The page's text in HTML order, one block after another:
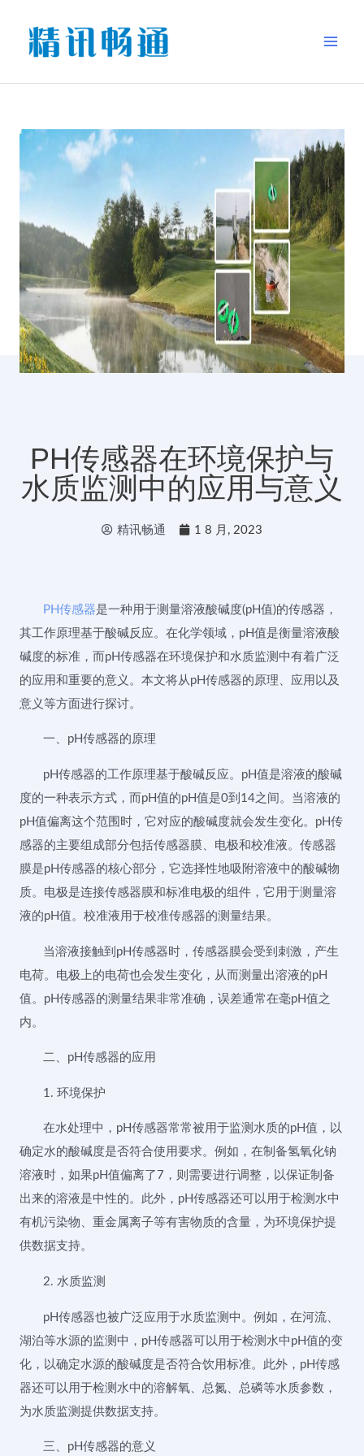
PH传感器在环境保护与
水质监测中的应用与意义
精讯畅通 1 8 月, 2023
PH传感器是一种用于测量溶液酸碱度(pH值)的传感器，
其工作原理基于酸碱反应。在化学领域，pH值是衡量溶液酸
碱度的标准，而pH传感器在环境保护和水质监测中有着广泛
的应用和重要的意义。本文将从pH传感器的原理、应用以及
意义等方面进行探讨。
一、pH传感器的原理
pH传感器的工作原理基于酸碱反应。pH值是溶液的酸碱
度的一种表示方式，而pH值的pH值是0到14之间。当溶液的
pH值偏离这个范围时，它对应的酸碱度就会发生变化。pH传
感器的主要组成部分包括传感器膜、电极和校准液。传感器
膜是pH传感器的核心部分，它选择性地吸附溶液中的酸碱物
质。电极是连接传感器膜和标准电极的组件，它用于测量溶
液的pH值。校准液用于校准传感器的测量结果。
当溶液接触到pH传感器时，传感器膜会受到刺激，产生
电荷。电极上的电荷也会发生变化，从而测量出溶液的pH
值。pH传感器的测量结果非常准确，误差通常在毫pH值之
内。
二、pH传感器的应用
1. 环境保护
在水处理中，pH传感器常常被用于监测水质的pH值，以
确定水的酸碱度是否符合使用要求。例如，在制备氢氧化钠
溶液时，如果pH值偏离了7，则需要进行调整，以保证制备
出来的溶液是中性的。此外，pH传感器还可以用于检测水中
有机污染物、重金属离子等有害物质的含量，为环境保护提
供数据支持。
2. 水质监测
pH传感器也被广泛应用于水质监测中。例如，在河流、
湖泊等水源的监测中，pH传感器可以用于检测水中pH值的变
化，以确定水源的酸碱度是否符合饮用标准。此外，pH传感
器还可以用于检测水中的溶解氧、总氮、总磷等水质参数，
为水质监测提供数据支持。
三、pH传感器的意义